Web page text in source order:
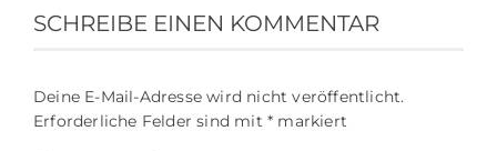
SCHREIBE EINEN KOMMENTAR
Deine E-Mail-Adresse wird nicht veröffentlicht.
Erforderliche Felder sind mit * markiert